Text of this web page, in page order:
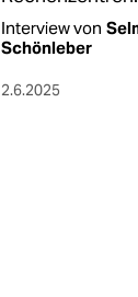
Interview von
Schönleber
2.6.2025